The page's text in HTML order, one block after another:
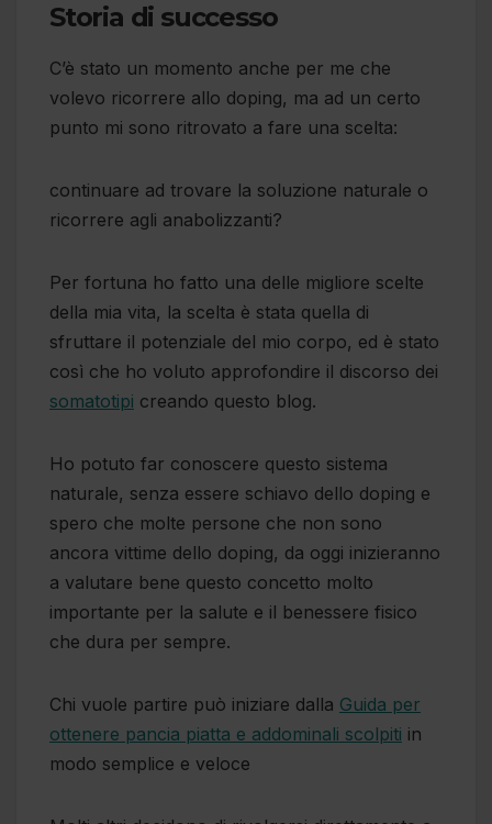
Storia di successo
C’è stato un momento anche per me che
volevo ricorrere allo doping, ma ad un certo
punto mi sono ritrovato a fare una scelta:
continuare ad trovare la soluzione naturale o
ricorrere agli anabolizzanti?
Per fortuna ho fatto una delle migliore scelte
della mia vita, la scelta è stata quella di
sfruttare il potenziale del mio corpo, ed è stato
così che ho voluto approfondire il discorso dei
somatotipi creando questo blog.
Ho potuto far conoscere questo sistema
naturale, senza essere schiavo dello doping e
spero che molte persone che non sono
ancora vittime dello doping, da oggi inizieranno
a valutare bene questo concetto molto
importante per la salute e il benessere fisico
che dura per sempre.
Chi vuole partire può iniziare dalla Guida per
ottenere pancia piatta e addominali scolpiti in
modo semplice e veloce